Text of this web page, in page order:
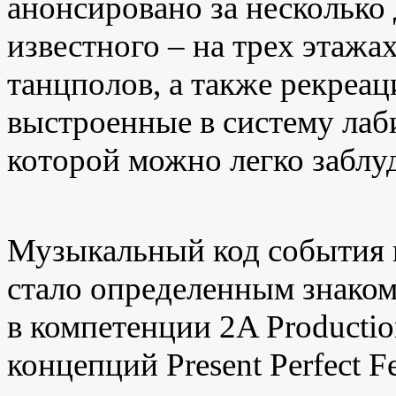
известного – на трех
танцполов, а также
выстроенные в систему
которой можно легко
Музыкальный код
стало определенным
в компетенции 2A
концепций Present Perfect